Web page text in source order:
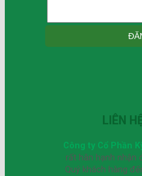
LIÊN
Công ty Cổ Phần
rất hân hạnh nhận
Quý khách hàng